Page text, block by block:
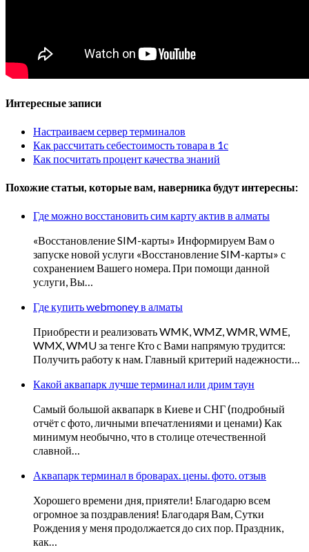
Интересные записи
Настраиваем сервер терминалов
Как рассчитать себестоимость товара в 1с
Как посчитать процент качества знаний
Похожие статьи, которые вам, наверника будут интересны:
Где можно восстановить сим карту актив в алматы
«Восстановление SIM-карты» Информируем Вам о
запуске новой услуги «Восстановление SIM-карты» с
сохранением Вашего номера. При помощи данной
услуги, Вы…
Где купить webmoney в алматы
Приобрести и реализовать WMK, WMZ, WMR, WME,
WMX, WMU за тенге Кто с Вами напрямую трудится:
Получить работу к нам. Главный критерий надежности…
Какой аквапарк лучше терминал или дрим таун
Самый большой аквапарк в Киеве и СНГ (подробный
отчёт с фото, личными впечатлениями и ценами) Как
минимум необычно, что в столице отечественной
славной…
Аквапарк терминал в броварах. цены. фото. отзыв
Хорошего времени дня, приятели! Благодарю всем
огромное за поздравления! Благодаря Вам, Сутки
Рождения у меня продолжается до сих пор. Праздник,
как…